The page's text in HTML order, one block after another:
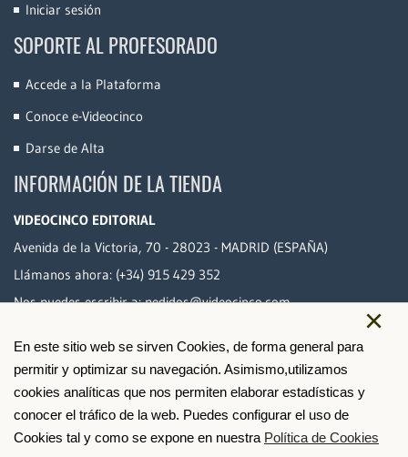
×
En este sitio web se sirven Cookies, de forma general para
permitir y optimizar su navegación. Asimismo,utilizamos
cookies analíticas que nos permiten elaborar estadísticas y
conocer el tráfico de la web. Puedes configurar el uso de
Cookies tal y como se expone en nuestra Política de Cookies
Iniciar sesión
SOPORTE AL PROFESORADO
Accede a la Plataforma
Conoce e-Videocinco
Darse de Alta
INFORMACIÓN DE LA TIENDA
VIDEOCINCO EDITORIAL
Avenida de la Victoria, 70 - 28023 - MADRID (ESPAÑA)
Llámanos ahora: (+34) 915 429 352
Nos puedes escribir a:pedidos@videocinco.com
PAGO SEGURO